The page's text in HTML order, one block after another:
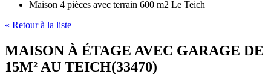
Maison 4 pièces avec terrain 600 m2 Le Teich
« Retour à la liste
MAISON À ÉTAGE AVEC GARAGE DE
15M² AU TEICH(33470)